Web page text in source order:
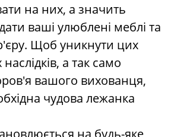
на них, а значить
ваші улюблені меблі та
Щоб уникнути цих
а так само
вашого вихованця,
чудова лежанка
на будь-яке